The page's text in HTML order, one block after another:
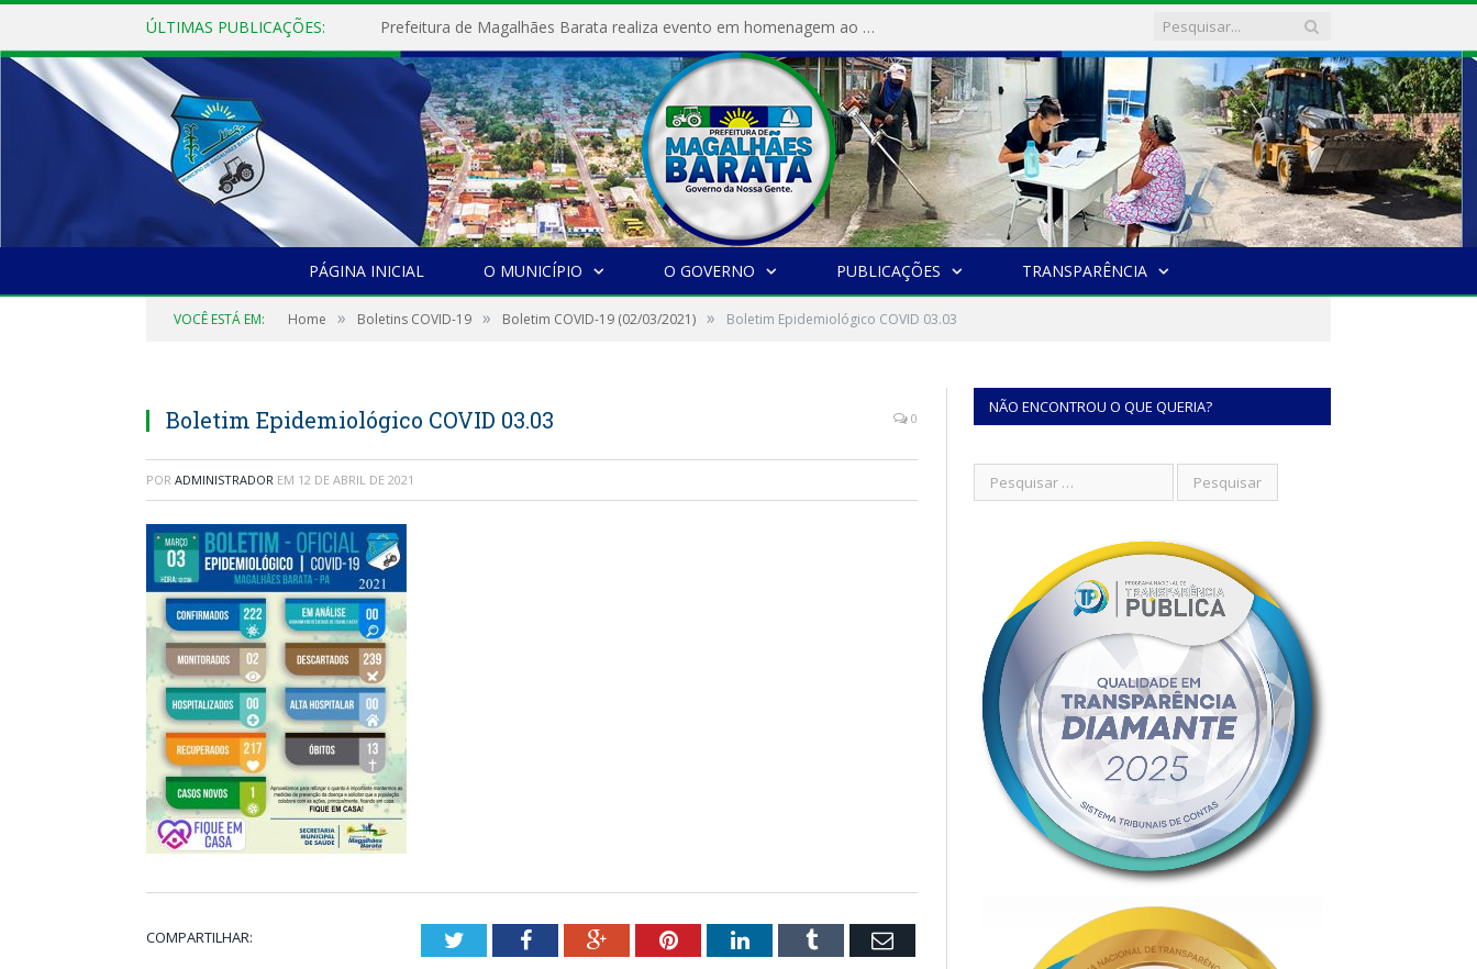
ÚLTIMAS PUBLICAÇÕES: Prefeitura de Magalhães Barata realiza evento em homenagem ao Dia Internacional da Mulher
PÁGINA INICIAL O MUNICÍPIO O GOVERNO PUBLICAÇÕES TRANSPARÊNCIA
VOCÊ ESTÁ EM: Home » Boletins COVID-19 » Boletim COVID-19 (02/03/2021) » Boletim Epidemiológico COVID 03.03
Boletim Epidemiológico COVID 03.03 0
POR ADMINISTRADOR EM 12 DE ABRIL DE 2021
COMPARTILHAR: TwitterFacebookGoogle+PinterestLinkedInTumblr Email
NÃO ENCONTROU O QUE QUERIA?